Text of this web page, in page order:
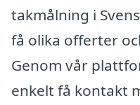
takmålning i
få olika offerter
Genom vår
enkelt få kontakt